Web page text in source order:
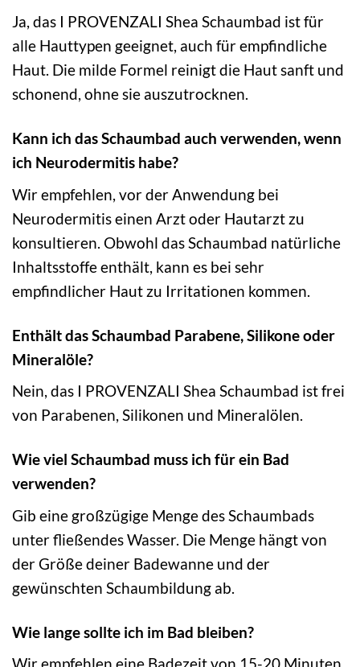
Ja, das I PROVENZALI Shea Schaumbad ist für
alle Hauttypen geeignet, auch für empfindliche
Haut. Die milde Formel reinigt die Haut sanft und
schonend, ohne sie auszutrocknen.
Kann ich das Schaumbad auch verwenden, wenn
ich Neurodermitis habe?
Wir empfehlen, vor der Anwendung bei
Neurodermitis einen Arzt oder Hautarzt zu
konsultieren. Obwohl das Schaumbad natürliche
Inhaltsstoffe enthält, kann es bei sehr
empfindlicher Haut zu Irritationen kommen.
Enthält das Schaumbad Parabene, Silikone oder
Mineralöle?
Nein, das I PROVENZALI Shea Schaumbad ist frei
von Parabenen, Silikonen und Mineralölen.
Wie viel Schaumbad muss ich für ein Bad
verwenden?
Gib eine großzügige Menge des Schaumbads
unter fließendes Wasser. Die Menge hängt von
der Größe deiner Badewanne und der
gewünschten Schaumbildung ab.
Wie lange sollte ich im Bad bleiben?